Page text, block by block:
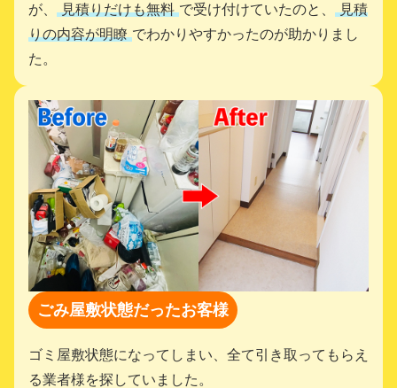
が、
見積りだけも無料 で受け付けていたのと、
見積
りの内容が明瞭 でわかりやすかったのが助かりまし
た。
ごみ屋敷状態だったお客様
ゴミ屋敷状態になってしまい、全て引き取ってもらえ
る業者様を探していました。